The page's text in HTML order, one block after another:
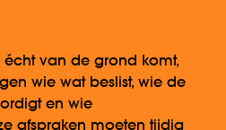
écht van de grond komt,
wie wat beslist, wie de
en wie
afspraken moeten tijdig